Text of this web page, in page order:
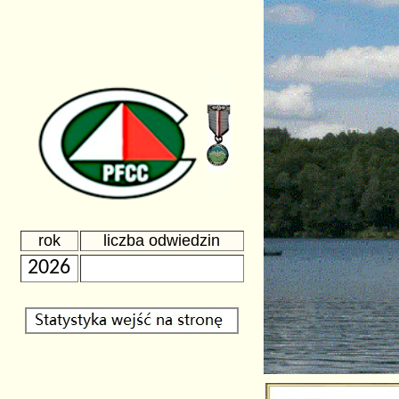
rok liczba odwiedzin
2026